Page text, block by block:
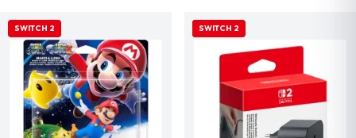
SWITCH 2 NUEVO
SWITCH 2